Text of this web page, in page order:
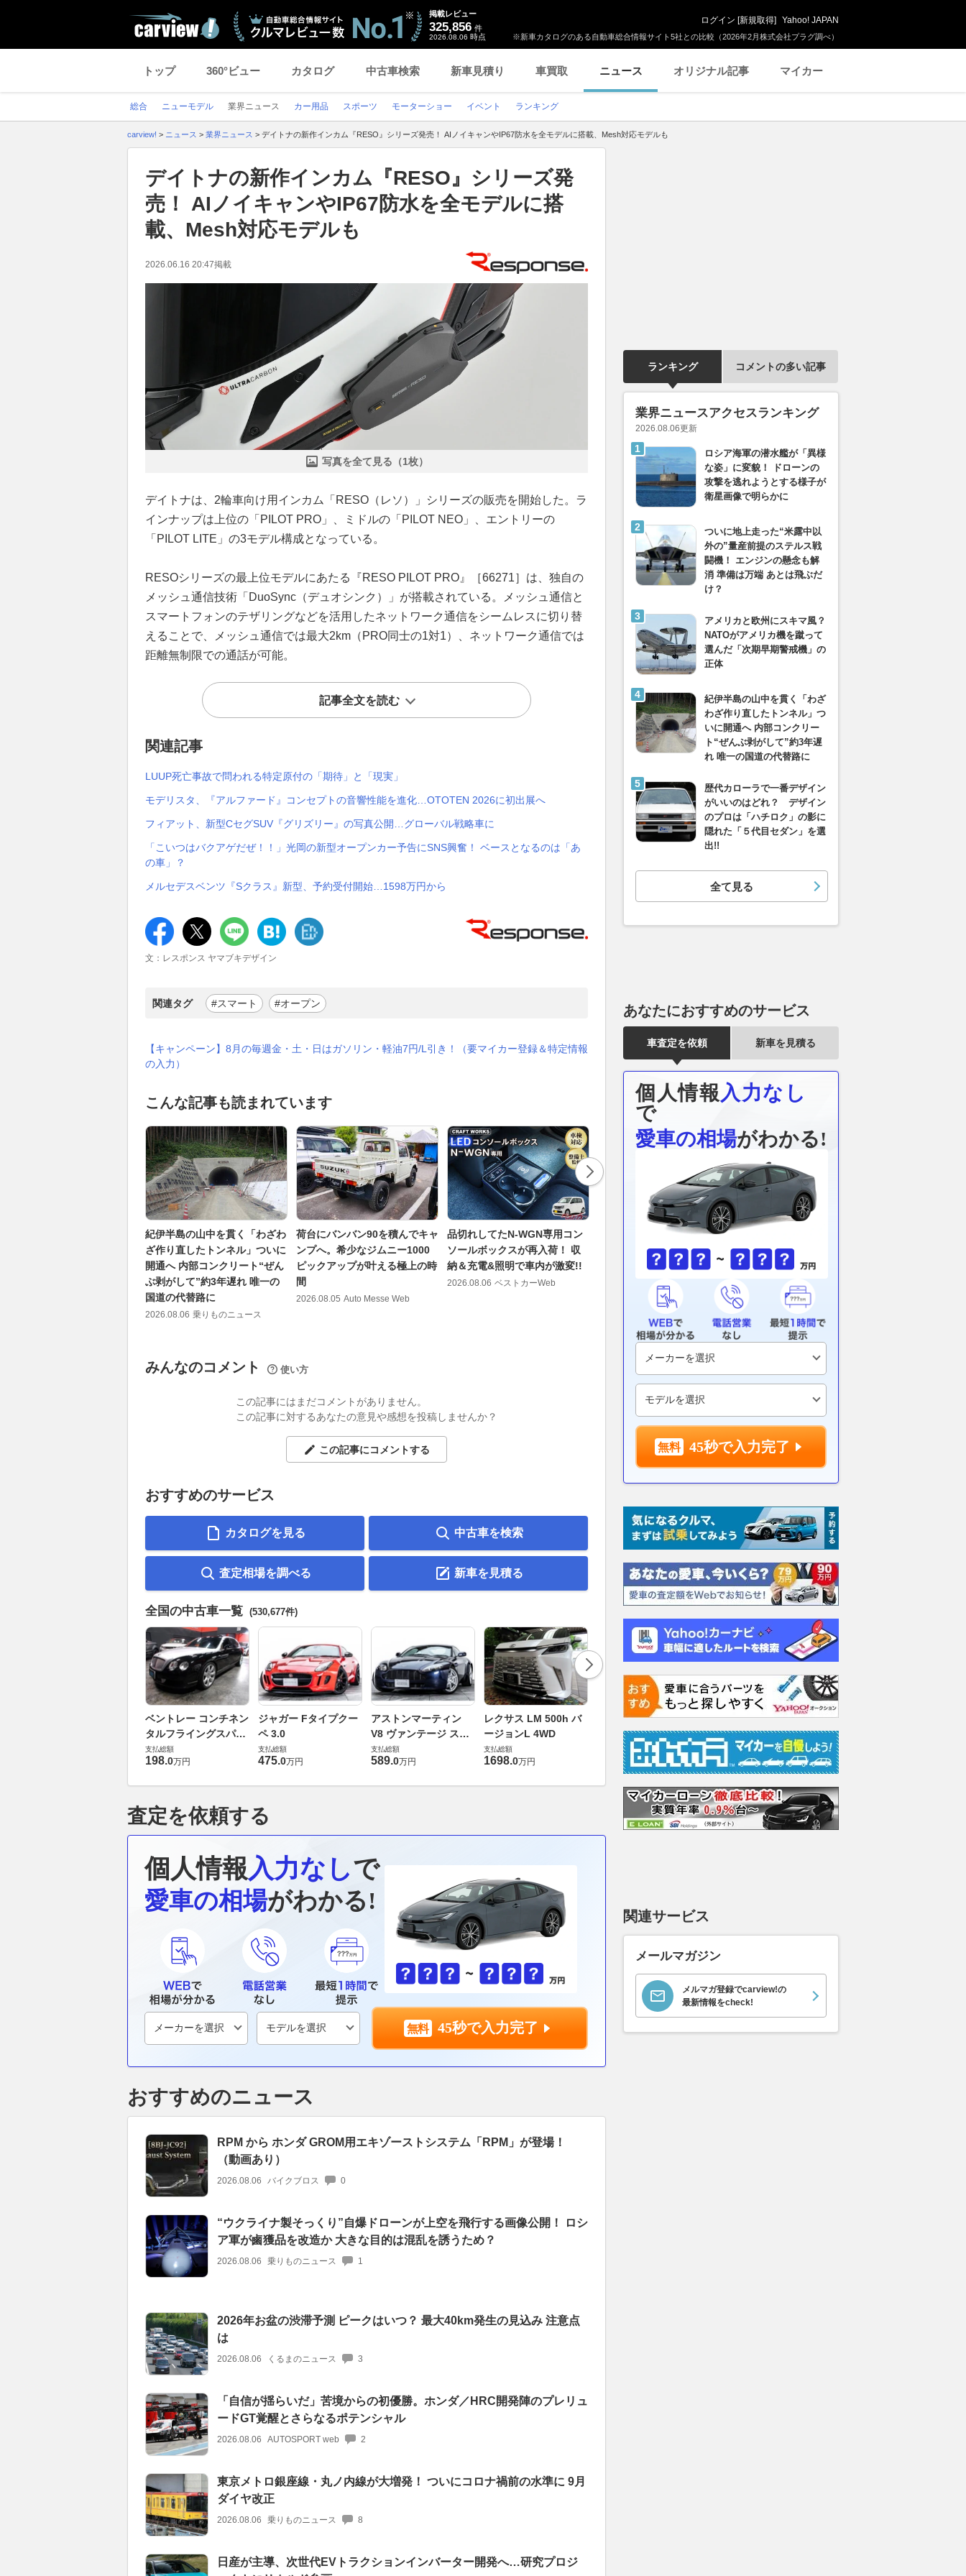
※新車カタログのある自動車総合情報サイト5社との比較（2026年2月株式会社プラグ調べ）
掲載レビュー
325,856 件
2026.08.06 時点
ログイン [新規取得] Yahoo! JAPAN
トップ 360°ビュー カタログ 中古車検索 新車見積り 車買取 ニュース オリジナル記事 マイカー
総合 ニューモデル 業界ニュース カー用品 スポーツ モーターショー イベント ランキング
carview! > ニュース > 業界ニュース > デイトナの新作インカム『RESO』シリーズ発売！ AIノイキャンやIP67防水を全モデルに搭載、Mesh対応モデルも
デイトナの新作インカム『RESO』シリーズ発
売！ AIノイキャンやIP67防水を全モデルに搭
載、Mesh対応モデルも
2026.06.16 20:47掲載
写真を全て見る（1枚）
デイトナは、2輪車向け用インカム「RESO（レソ）」シリーズの販売を開始した。ラ
インナップは上位の「PILOT PRO」、ミドルの「PILOT NEO」、エントリーの
「PILOT LITE」の3モデル構成となっている。
RESOシリーズの最上位モデルにあたる『RESO PILOT PRO』［66271］は、独自の
メッシュ通信技術「DuoSync（デュオシンク）」が搭載されている。メッシュ通信と
スマートフォンのテザリングなどを活用したネットワーク通信をシームレスに切り替
えることで、メッシュ通信では最大2km（PRO同士の1対1）、ネットワーク通信では
距離無制限での通話が可能。
記事全文を読む
関連記事
LUUP死亡事故で問われる特定原付の「期待」と「現実」
モデリスタ、『アルファード』コンセプトの音響性能を進化…OTOTEN 2026に初出展へ
フィアット、新型CセグSUV『グリズリー』の写真公開…グローバル戦略車に
「こいつはバクアゲだぜ！！」光岡の新型オープンカー予告にSNS興奮！ ベースとなるのは「あ
の車」？
メルセデスベンツ『Sクラス』新型、予約受付開始…1598万円から
文：レスポンス ヤマブキデザイン
関連タグ #スマート #オープン
【キャンペーン】8月の毎週金・土・日はガソリン・軽油7円/L引き！（要マイカー登録＆特定情報
の入力）
こんな記事も読まれています
紀伊半島の山中を貫く「わざわ
ざ作り直したトンネル」ついに
開通へ 内部コンクリート“ぜん
ぶ剥がして”約3年遅れ 唯一の
国道の代替路に
2026.08.06 乗りものニュース
荷台にバンバン90を積んでキャ
ンプへ。希少なジムニー1000
ピックアップが叶える極上の時
間
2026.08.05 Auto Messe Web
品切れしてたN-WGN専用コン
ソールボックスが再入荷！ 収
納＆充電&照明で車内が激変!!
2026.08.06 ベストカーWeb
荷物を載せるほど路面を捉え
る！ FFハイトワゴンに圧勝す
るエブリイの「FR駆動による
ベストカーWeb
「NSX Type S」が新車価格の
3.6倍に!? 欧州のオークション
用モデルの現在地
2026.08.06 Auto Messe Web
みんなのコメント 使い方
この記事にはまだコメントがありません。
この記事に対するあなたの意見や感想を投稿しませんか？
この記事にコメントする
おすすめのサービス
カタログを見る 中古車を検索
査定相場を調べる 新車を見積る
全国の中古車一覧 (530,677件)
ベントレー コンチネン
タルフライングスパー
6.0 4WD
支払総額
198.0万円
ジャガー Fタイプクー
ペ 3.0
支払総額
475.0万円
アストンマーティン
V8 ヴァンテージ スポ
ーツシフト
支払総額
589.0万円
レクサス LM 500h バ
ージョンL 4WD
支払総額
1698.0万円
ロールスロイス ゴース
ースト(第1世代 / RR4)
支払総額
1万円
ホンダ NSX 3.0
898 0万円
日産 エルグランド 3.5
ケージ
支払総額
684
査定を依頼する
個人情報入力なしで
愛車の相場がわかる!
45秒で入力完了
おすすめのニュース
RPM から ホンダ GROM用エキゾーストシステム「RPM」が登場！
（動画あり）
2026.08.06 バイクブロス 0
“ウクライナ製そっくり”自爆ドローンが上空を飛行する画像公開！ ロシ
ア軍が鹵獲品を改造か 大きな目的は混乱を誘うため？
2026.08.06 乗りものニュース 1
2026年お盆の渋滞予測 ピークはいつ？ 最大40km発生の見込み 注意点
は
2026.08.06 くるまのニュース 3
「自信が揺らいだ」苦境からの初優勝。ホンダ／HRC開発陣のプレリュ
ードGT覚醒とさらなるポテンシャル
2026.08.06 AUTOSPORT web 2
東京メトロ銀座線・丸ノ内線が大増発！ ついにコロナ禍前の水準に 9月
ダイヤ改正
2026.08.06 乗りものニュース 8
日産が主導、次世代EVトラクションインバーター開発へ…研究プロジ
ランキング コメントの多い記事
業界ニュースアクセスランキング
2026.08.06更新
ロシア海軍の潜水艦が「異様
な姿」に変貌！ ドローンの
攻撃を逃れようとする様子が
衛星画像で明らかに
ついに地上走った“米露中以
外の”量産前提のステルス戦
闘機！ エンジンの懸念も解
消 準備は万端 あとは飛ぶだ
け？
アメリカと欧州にスキマ風？
NATOがアメリカ機を蹴って
選んだ「次期早期警戒機」の
正体
紀伊半島の山中を貫く「わざ
わざ作り直したトンネル」つ
いに開通へ 内部コンクリー
ト“ぜんぶ剥がして”約3年遅
れ 唯一の国道の代替路に
歴代カローラで一番デザイン
がいいのはどれ？ デザイン
のプロは「ハチロク」の影に
隠れた「５代目セダン」を選
出!!
全て見る
あなたにおすすめのサービス
車査定を依頼 新車を見積る
個人情報 入力なし
で
愛車の相場がわかる!
45秒で入力完了
関連サービス
メールマガジン
メルマガ登録でcarview!の
最新情報をcheck!